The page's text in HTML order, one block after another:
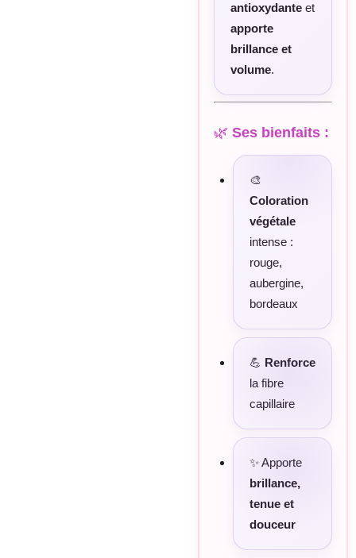
antioxydante et
apporte
brillance et
volume.
🌿 Ses bienfaits :
🎨
Coloration
végétale
intense :
rouge,
aubergine,
bordeaux
💪 Renforce
la fibre
capillaire
✨ Apporte
brillance,
tenue et
douceur